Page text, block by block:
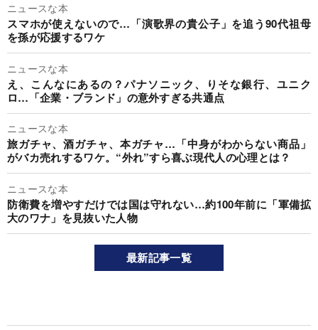
ニュースな本
スマホが使えないので…「演歌界の貴公子」を追う90代祖母
を孫が応援するワケ
ニュースな本
え、こんなにあるの？パナソニック、りそな銀行、ユニク
ロ…「企業・ブランド」の意外すぎる共通点
ニュースな本
旅ガチャ、酒ガチャ、本ガチャ…「中身がわからない商品」
がバカ売れするワケ。“外れ”すら喜ぶ現代人の心理とは？
ニュースな本
防衛費を増やすだけでは国は守れない…約100年前に「軍備拡
大のワナ」を見抜いた人物
最新記事一覧